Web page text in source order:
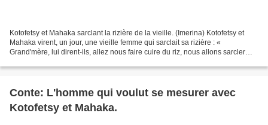
Kotofetsy et Mahaka sarclant la rizière de la vieille. (Imerina) Kotofetsy et
Mahaka virent, un jour, une vieille femme qui sarclait sa rizière : «
Grand'mère, lui dirent-ils, allez nous faire cuire du riz, nous allons sarcler
Conte: L'homme qui voulut se mesurer avec
Kotofetsy et Mahaka.